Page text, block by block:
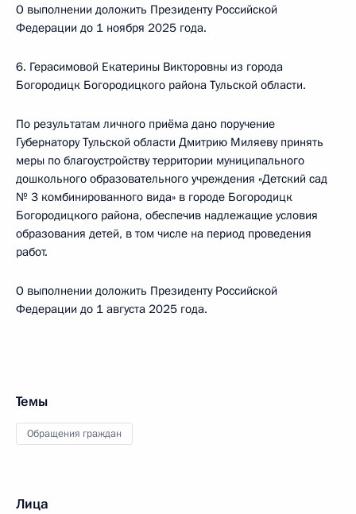
О выполнении доложить Президенту Российской
Федерации до 1 ноября 2025 года.
6. Герасимовой Екатерины Викторовны из города
Богородицк Богородицкого района Тульской области.
По результатам личного приёма дано поручение
Губернатору Тульской области Дмитрию Миляеву принять
меры по благоустройству территории муниципального
дошкольного образовательного учреждения «Детский сад
№ 3 комбинированного вида» в городе Богородицк
Богородицкого района, обеспечив надлежащие условия
образования детей, в том числе на период проведения
работ.
О выполнении доложить Президенту Российской
Федерации до 1 августа 2025 года.
Темы
Обращения граждан
Лица